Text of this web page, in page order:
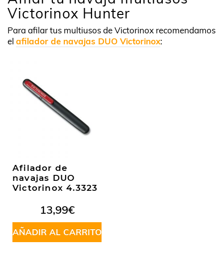
Victorinox Hunter
Para afilar tus multiusos de Victorinox recomendamos
el afilador de navajas DUO Victorinox:
Afilador de
navajas DUO
Victorinox 4.3323
13,99€
AÑADIR AL CARRITO